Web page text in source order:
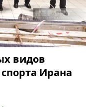
видов
Ирана